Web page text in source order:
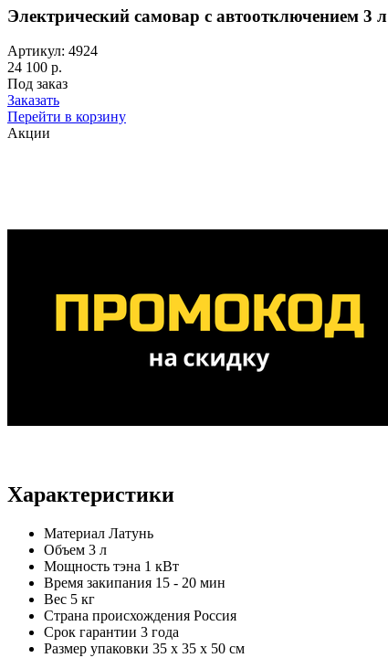
Электрический самовар с автоотключением
Артикул: 4924
24 100 р.
Под заказ
Заказать
Перейти в корзину
Акции
Характеристики
Материал Латунь
Объем 3 л
Мощность тэна 1 кВт
Время закипания 15 - 20 мин
Вес 5 кг
Страна происхождения Россия
Срок гарантии 3 года
Размер упаковки 35 х 35 х 50 см